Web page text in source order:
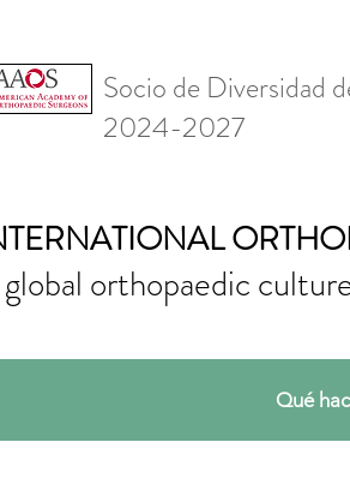
Socio de Diversidad
2024-2027
orthopaedic
Qué